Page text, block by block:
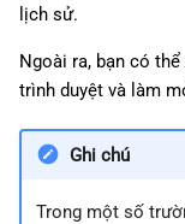
lịch sử.
Ngoài ra, bạn có
trình duyệt và làm
Ghi chú
Trong một số